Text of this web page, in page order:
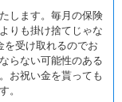
します。毎月の保険
りも掛け捨てじゃな
を受け取れるのでお
らない可能性のある
お祝い金を貰っても
。